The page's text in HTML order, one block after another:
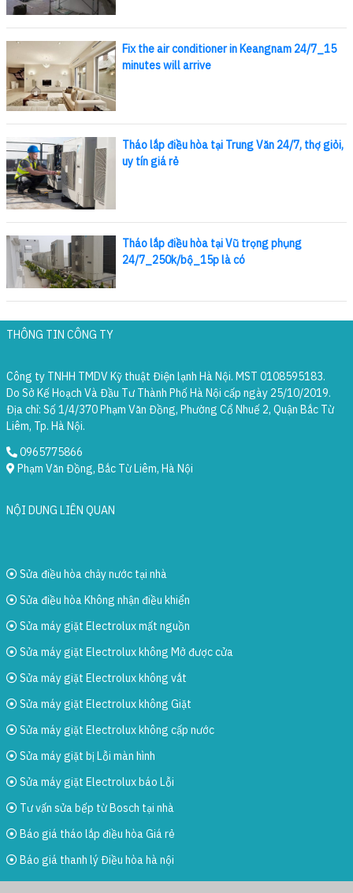
Fix the air conditioner in Keangnam 24/7_15
minutes will arrive
Tháo lắp điều hòa tại Trung Văn 24/7, thợ giỏi,
uy tín giá rẻ
Tháo lắp điều hòa tại Vũ trọng phụng
24/7_250k/bộ_15p là có
THÔNG TIN CÔNG TY
Công ty TNHH TMDV Kỹ thuật Điện lạnh Hà Nội. MST 0108595183.
Do Sở Kế Hoạch Và Đầu Tư Thành Phố Hà Nội cấp ngày 25/10/2019.
Địa chỉ: Số 1/4/370 Phạm Văn Đồng, Phường Cổ Nhuế 2, Quận Bắc Từ
Liêm, Tp. Hà Nội.
0965775866
Phạm Văn Đồng, Bắc Từ Liêm, Hà Nội
NỘI DUNG LIÊN QUAN
Sửa điều hòa chảy nước tại nhà
Sửa điều hòa Không nhận điều khiển
Sửa máy giặt Electrolux mất nguồn
Sửa máy giặt Electrolux không Mở được cửa
Sửa máy giặt Electrolux không vắt
Sửa máy giặt Electrolux không Giặt
Sửa máy giặt Electrolux không cấp nước
Sửa máy giặt bị Lỗi màn hình
Sửa máy giặt Electrolux báo Lỗi
Tư vấn sửa bếp từ Bosch tại nhà
Báo giá tháo lắp điều hòa Giá rẻ
Báo giá thanh lý Điều hòa hà nội